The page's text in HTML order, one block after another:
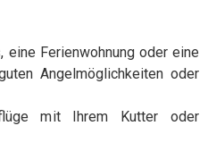
eine Ferienwohnung oder eine
Angelmöglichkeiten oder
mit Ihrem Kutter oder